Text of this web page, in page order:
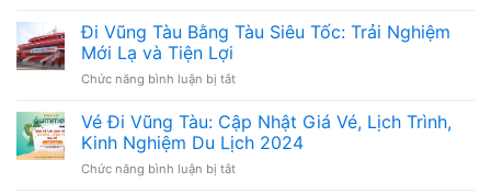
Tiếng?
Di
Chi
Tiết
Vé
Tàu
Vũng
Ra
Côn
Đảo
Bao
Đi Vũng Tàu Bằng Tàu Siêu Tốc: Trải Nghiệm
Mới Lạ và Tiện Lợi
Chức năng bình luận bị tắtở
Vũng
Tàu
Bằng
Tàu
Vé Đi Vũng Tàu: Cập Nhật Giá Vé, Lịch Trình,
Kinh Nghiệm Du Lịch 2024
Chức năng bình luận bị tắtở